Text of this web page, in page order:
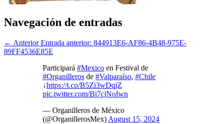
Navegación de entradas
← Anterior Entrada anterior: 844913E6-AF86-4B48-975E-
89FF4536E85E
Participará #Mexico en Festival de
#Organilleros de #Valparaíso, #Chile
↓https://t.co/B5Zi3wDqjZ
pic.twitter.com/Bi7cjNoIwn
— Organilleros de México
(@OrganillerosMex) August 15, 2024